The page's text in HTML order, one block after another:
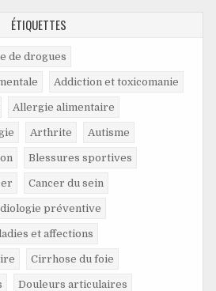
ÉTIQUETTES
de drogues
Addiction et toxicomanie
Allergie alimentaire
Arthrite Autisme
Blessures sportives
Cancer du sein
préventive
et affections
Cirrhose du foie
Douleurs articulaires